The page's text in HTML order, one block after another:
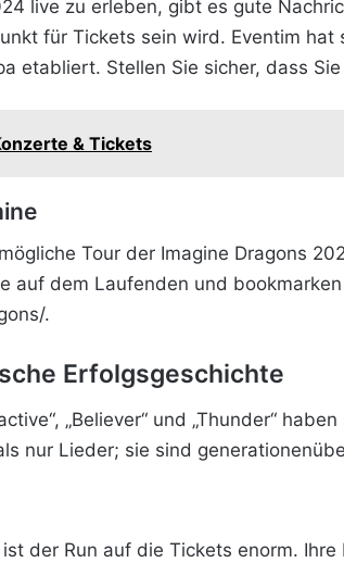
live zu erleben, gibt es gute
für Tickets sein wird. Eventim
etabliert. Stellen Sie sicher, dass
& Tickets
Tour der Imagine Dragons
auf dem Laufenden und
.
Erfolgsgeschichte
„Believer“ und „Thunder“
nur Lieder; sie sind
der Run auf die Tickets enorm.